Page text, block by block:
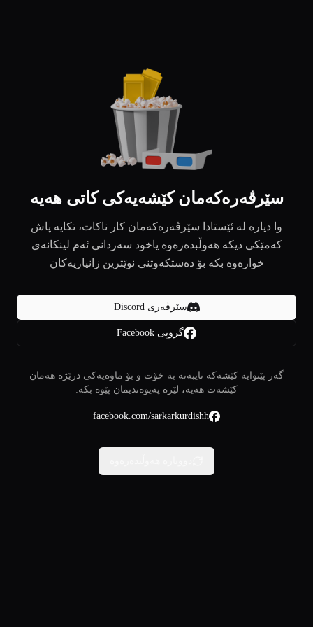
سێرڤەرەکەمان کێشەیەکی کاتی هەیە
وا دیارە لە ئێستادا سێرڤەرەکەمان کار ناکات، تکایە پاش
کەمێکی دیکە هەوڵبدەرەوە یاخود سەردانی ئەم لینکانەی
خوارەوە بکە بۆ دەستکەوتنی نوێترین زانیاریەکان
سێرڤەری Discord
گروپی Facebook
گەر پێتوایە کێشەکە تایبەتە بە خۆت و بۆ ماوەیەکی درێژە هەمان
کێشەت هەیە، لێرە پەیوەندیمان پێوە بکە:
facebook.com/sarkarkurdishh